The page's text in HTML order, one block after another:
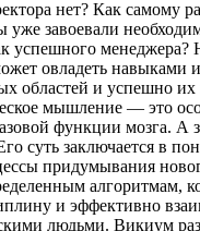
нет? Как самому
уже завоевали
успешного менеджера?
овладеть навыками
областей и успешно их
мышление — это
функции мозга. А
суть заключается в
придумывания
алгоритмам,
и эффективно
людьми. Викиум